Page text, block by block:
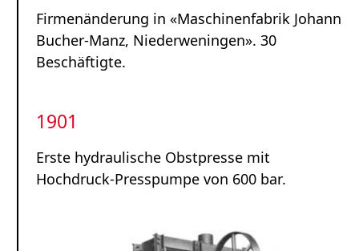
Firmenänderung in «Maschinenfabrik Johann
Bucher-Manz, Niederweningen». 30
Beschäftigte.
1901
Erste hydraulische Obstpresse mit
Hochdruck-Presspumpe von 600 bar.